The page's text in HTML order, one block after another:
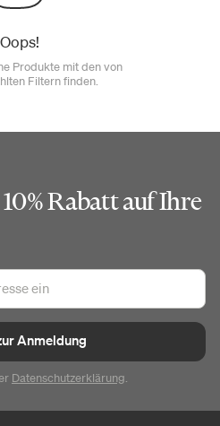
Oops!
Produkte mit den von
Filtern finden.
Rabatt auf Ihre
Anmeldung
Datenschutzerklärung.